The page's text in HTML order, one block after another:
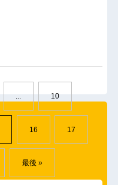
... 10
16 17
最後 »